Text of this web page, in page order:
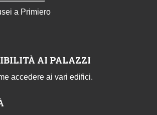
a Primiero
AI PALAZZI
accedere ai vari edifici.